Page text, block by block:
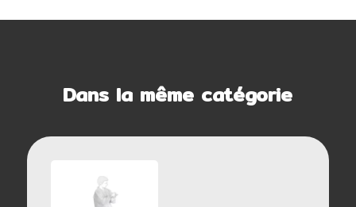
Dans la même catégorie